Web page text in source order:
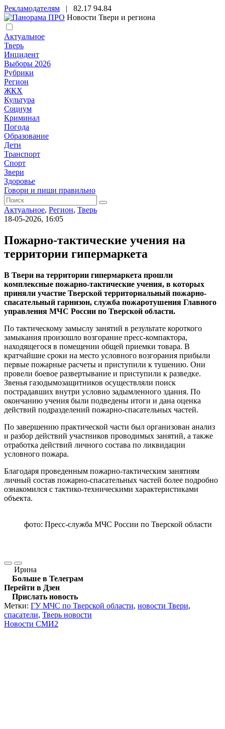
Рекламодателям | 82.17 94.84
Новости Твери и региона
Актуальное
Тверь
Инцидент
Выборы 2026
Рубрики
Регион
ЖКХ
Культура
Социум
Криминал
Погода
Образование
Дети
Транспорт
Спорт
Звери
Здоровье
Говори и пиши правильно
Актуальное, Регион, Тверь
18-05-2026, 16:05
Пожарнo-тактические учeния на
территории гипермаркета
В Твери на территории гипермаркета прошли
комплексные пожарно-тактические учения, в которых
приняли участие Тверской территориальный пожарно-
спасательный гарнизон, служба пожаротушения Главного
управления МЧС России по Тверской области.
По тактическому замыслу занятий в результате короткого
замыкания произошло возгорание пресс-компактора,
находящегося в помещении общей приемки товара. В
кратчайшие сроки на место условного возгорания прибыли
первые пожарные расчеты и приступили к тушению. Они
провели боевое развертывание и приступили к разведке.
Звенья газодымозащитников осуществляли поиск
пострадавших внутри условно задымленного здания. По
окончанию учения были подведены итоги и дана оценка
действий подразделений пожарно-спасательных частей.
По завершению практической части был организован анализ
и разбор действий участников проводимых занятий, а также
отработка действий личного состава по ликвидации
условного пожара.
Благодаря проведенным пожарно-тактическим занятиям
личный состав пожарно-спасательных частей более подробно
ознакомился с тактико-техническими характеристиками
объекта.
фото: Пресс-служба МЧС России по Тверской области
Ирина
Больше в Телеграм
Перейти в Дзен
Прислать новость
Метки: ГУ МЧС по Тверской области, новости Твери,
спасатели, Тверь новости
Новости СМИ2